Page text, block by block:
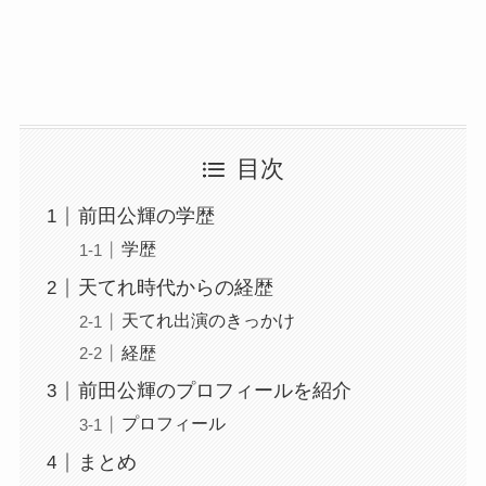
目次
前田公輝の学歴
学歴
天てれ時代からの経歴
天てれ出演のきっかけ
経歴
前田公輝のプロフィールを紹介
プロフィール
まとめ